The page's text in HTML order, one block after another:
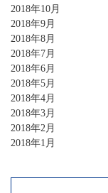
2018年10月
2018年9月
2018年8月
2018年7月
2018年6月
2018年5月
2018年4月
2018年3月
2018年2月
2018年1月